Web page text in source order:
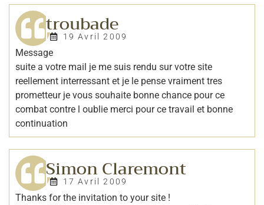
troubade
19 Avril 2009
Message
suite a votre mail je me suis rendu sur votre site
reellement interressant et je le pense vraiment tres
prometteur je vous souhaite bonne chance pour ce
combat contre l oublie merci pour ce travail et bonne
continuation
Simon Claremont
17 Avril 2009
Thanks for the invitation to your site !